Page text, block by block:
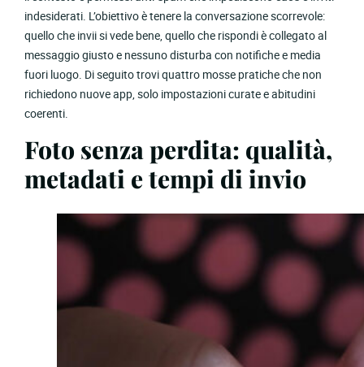
indesiderati. L’obiettivo è tenere la conversazione scorrevole:
quello che invii si vede bene, quello che rispondi è collegato al
messaggio giusto e nessuno disturba con notifiche e media
fuori luogo. Di seguito trovi quattro mosse pratiche che non
richiedono nuove app, solo impostazioni curate e abitudini
coerenti.
Foto senza perdita: qualità,
metadati e tempi di invio